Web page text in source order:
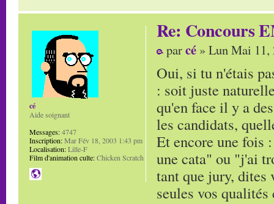
Re: Concours
parcé » Lun Mai 11,
Oui, si tu n'étais
: soit juste
qu'en face il y a
les candidats,
Et encore une fois
une cata" ou "j'ai
tant que jury, dites
seules vos
cé
Aide soignant
Messages:4747
Inscription:Mar Fév 18, 2003 1:43 pm
Localisation:Lille-F
Film d'animation culte:Chicken Scratch